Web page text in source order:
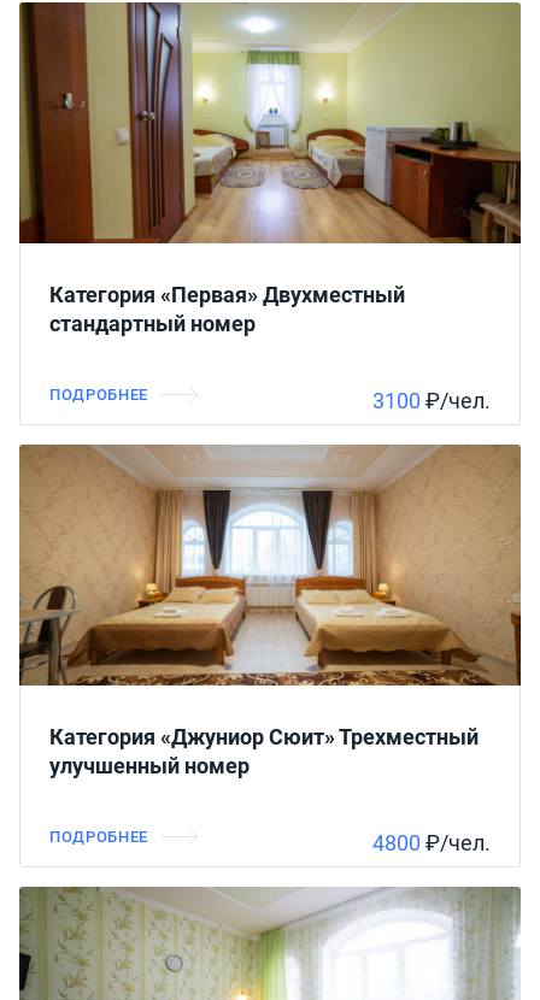
Категория «Первая» Двухместный
стандартный номер
ПОДРОБНЕЕ 3100 ₽/чел.
Категория «Джуниор Сюит» Трехместный
улучшенный номер
ПОДРОБНЕЕ 4800 ₽/чел.